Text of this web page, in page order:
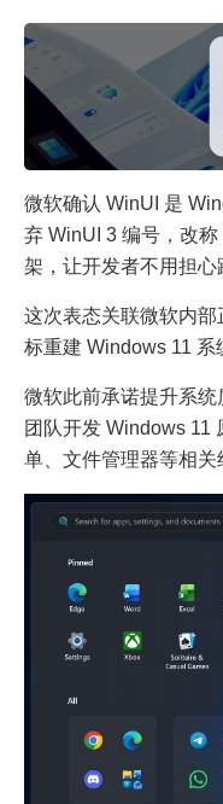
微软确认 WinUI 是
弃 WinUI 3 编号，改
架，让开发者不用担心
这次表态关联微软内部
标重建 Windows 11 系
微软此前承诺提升系
团队开发 Windows 11
单、文件管理器等相关